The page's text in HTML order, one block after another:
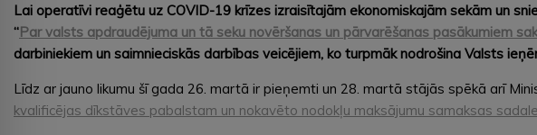
Lai operatīvi reaģētu uz COVID-19 krīzes izraisītajām ekonomiskajām sekām un
“Par valsts apdraudējuma un tā seku novēršanas un pārvarēšanas pasākumiem
darbiniekiem un saimnieciskās darbības veicējiem, ko turpmāk nodrošina Valsts
Līdz ar jauno likumu šī gada 26. martā ir pieņemti un 28. martā stājās spēkā arī
kvalificējas dīkstāves pabalstam un nokavēto nodokļu maksājumu samaksas